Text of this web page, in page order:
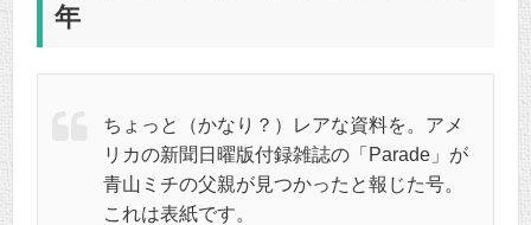
年
ちょっと（かなり？）レアな資料を。アメ
リカの新聞日曜版付録雑誌の「Parade」が
青山ミチの父親が見つかったと報じた号。
これは表紙です。